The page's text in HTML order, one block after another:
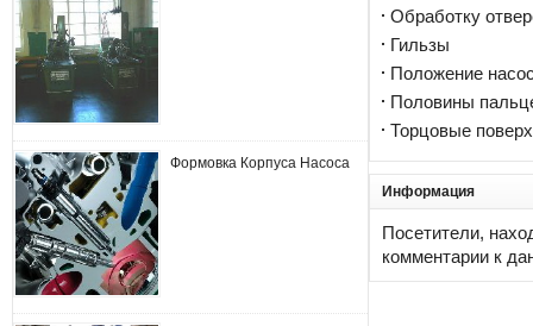
Формовка Корпуса Насоса
Обработку
Гильзы
Положение
Половины
Торцовые
Информация
Посетители,
комментарии к